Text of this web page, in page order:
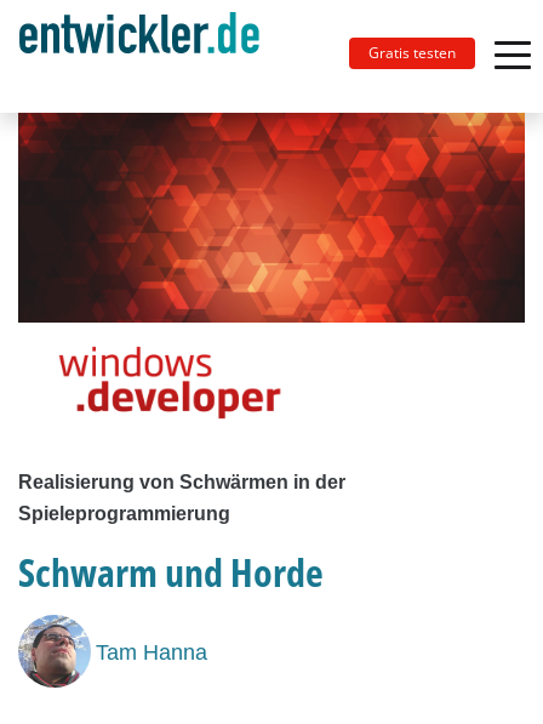
Gratis testen
Realisierung von Schwärmen in der
Spieleprogrammierung
Schwarm und Horde
Tam Hanna